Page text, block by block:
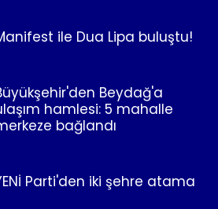
ile Dua Lipa buluştu!
Beydağ'a
hamlesi: 5 mahalle
bağlandı
Parti'den iki şehre atama